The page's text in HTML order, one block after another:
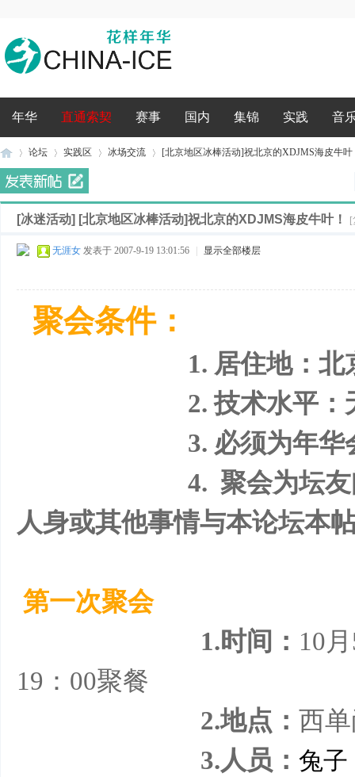
年华 直通索契 赛事 国内 集锦 实践 音
论坛
›
实践区
›
冰场交流
›
[北京地区冰棒活动]祝北京的XDJMS海皮牛叶
[冰迷活动] [北京地区冰棒活动]祝北京的XDJMS海皮牛叶！
无涯女 发表于 2007-9-19 13:01:56 显示全部楼层
聚会条件：
1. 居住地：北京
2. 技术水平：无技
3. 必须为年华
4. 聚会为坛
人身或其他事情与本论坛本
第一次聚会
1.时间： 10
19：00聚餐
2.地点： 西
3.人员： 兔子